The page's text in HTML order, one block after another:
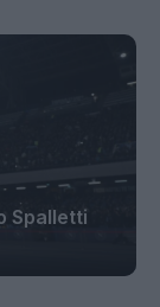
Spalletti